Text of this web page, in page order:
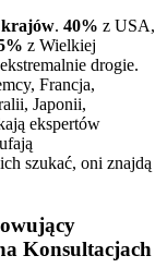
krajów. 40% z USA,
z Wielkiej
drogie.
Francja,
Japonii,
ekspertów
szukać, oni znajdą
Konsultacjach